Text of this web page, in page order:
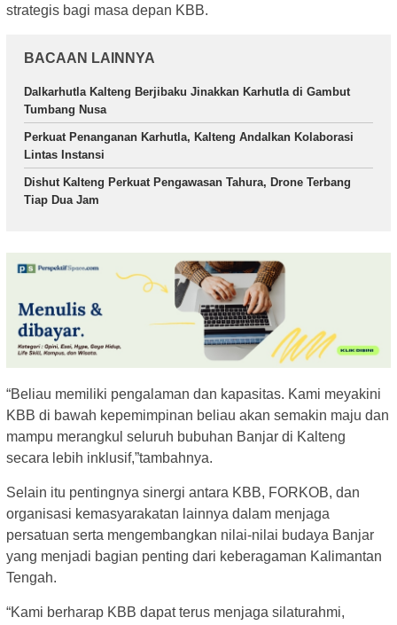
strategis bagi masa depan KBB.
BACAAN LAINNYA
Dalkarhutla Kalteng Berjibaku Jinakkan Karhutla di Gambut
Tumbang Nusa
Perkuat Penanganan Karhutla, Kalteng Andalkan Kolaborasi
Lintas Instansi
Dishut Kalteng Perkuat Pengawasan Tahura, Drone Terbang
Tiap Dua Jam
“Beliau memiliki pengalaman dan kapasitas. Kami meyakini
KBB di bawah kepemimpinan beliau akan semakin maju dan
mampu merangkul seluruh bubuhan Banjar di Kalteng
secara lebih inklusif,”tambahnya.
Selain itu pentingnya sinergi antara KBB, FORKOB, dan
organisasi kemasyarakatan lainnya dalam menjaga
persatuan serta mengembangkan nilai-nilai budaya Banjar
yang menjadi bagian penting dari keberagaman Kalimantan
Tengah.
“Kami berharap KBB dapat terus menjaga silaturahmi,